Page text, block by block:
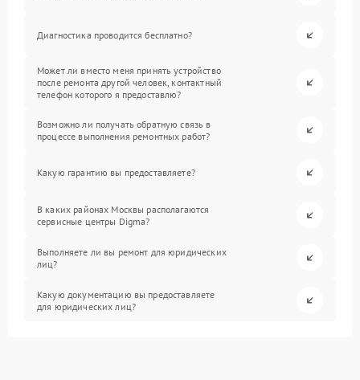
Диагностика проводится бесплатно?
Может ли вместо меня принять устройство
после ремонта другой человек, контактный
телефон которого я предоставлю?
Возможно ли получать обратную связь в
процессе выполнения ремонтных работ?
Какую гарантию вы предоставляете?
В каких районах Москвы располагаются
сервисные центры Digma?
Выполняете ли вы ремонт для юридических
лиц?
Какую документацию вы предоставляете
для юридических лиц?